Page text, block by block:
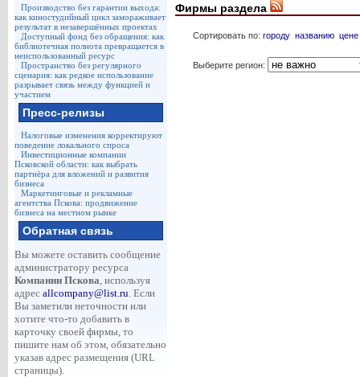
Производство без гарантии выхода:
как киностудийный цикл замораживает
результат в незавершённых проектах
Доступный фонд без обращения: как
библиотечная полнота превращается в
неиспользованный ресурс
Пространство без регулярного
сценария: как редкое использование
разрывает связь между функцией и
участием
Пресс-релизы
Налоговые изменения корректируют
поведение локального спроса
Инвестиционные компании
Псковской области: как выбрать
партнёра для вложений и развития
бизнеса
Маркетинговые и рекламные
агентства Пскова: продвижение
бизнеса на местном рынке
Обратная связь
Вы можете оставить сообщение
администратору ресурса
Компании Пскова, используя
адрес allcompany@list.ru. Если
Вы заметили неточности или
хотите что-то добавить в
карточку своей фирмы, то
пишите нам об этом, обязательно
указав адрес размещения (URL
страницы).
Фирмы раздела
Сортировать по: городу названию цене
Выберите регион: